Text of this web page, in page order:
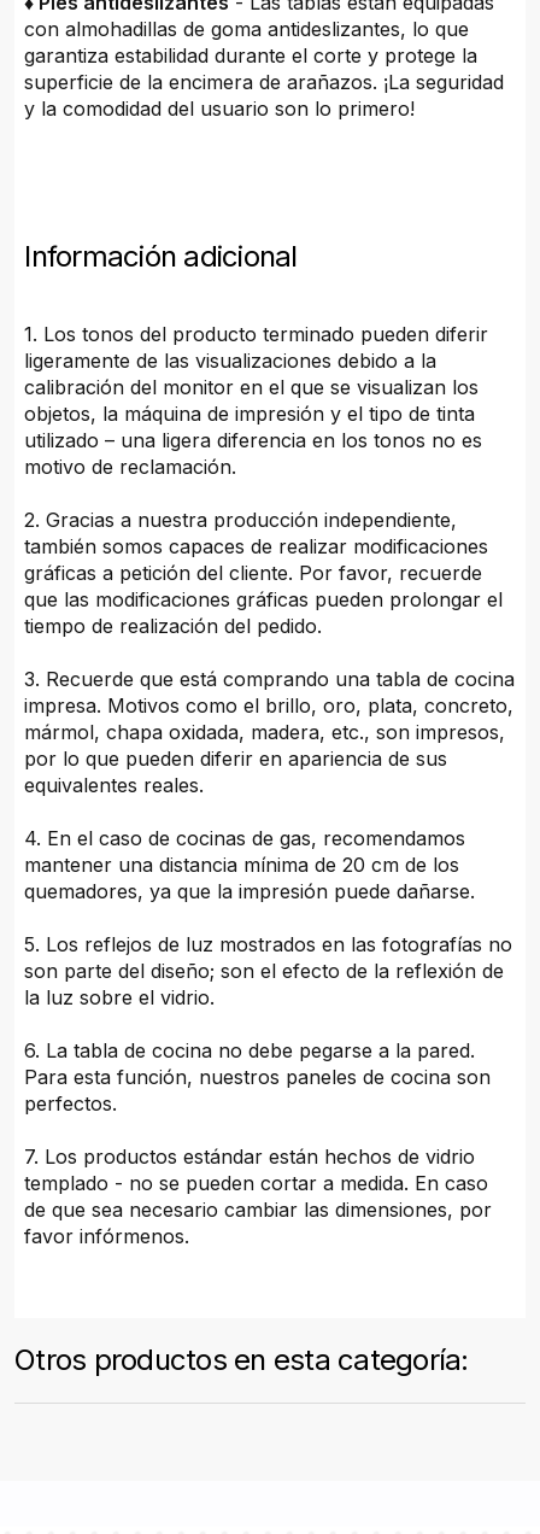
con almohadillas de goma antideslizantes, lo que
garantiza estabilidad durante el corte y protege la
superficie de la encimera de arañazos. ¡La seguridad
y la comodidad del usuario son lo primero!
Información adicional
1. Los tonos del producto terminado pueden diferir
ligeramente de las visualizaciones debido a la
calibración del monitor en el que se visualizan los
objetos, la máquina de impresión y el tipo de tinta
utilizado – una ligera diferencia en los tonos no es
motivo de reclamación.
2. Gracias a nuestra producción independiente,
también somos capaces de realizar modificaciones
gráficas a petición del cliente. Por favor, recuerde
que las modificaciones gráficas pueden prolongar el
tiempo de realización del pedido.
3. Recuerde que está comprando una tabla de cocina
impresa. Motivos como el brillo, oro, plata, concreto,
mármol, chapa oxidada, madera, etc., son impresos,
por lo que pueden diferir en apariencia de sus
equivalentes reales.
4. En el caso de cocinas de gas, recomendamos
mantener una distancia mínima de 20 cm de los
quemadores, ya que la impresión puede dañarse.
5. Los reflejos de luz mostrados en las fotografías no
son parte del diseño; son el efecto de la reflexión de
la luz sobre el vidrio.
6. La tabla de cocina no debe pegarse a la pared.
Para esta función, nuestros paneles de cocina son
perfectos.
7. Los productos estándar están hechos de vidrio
templado - no se pueden cortar a medida. En caso
de que sea necesario cambiar las dimensiones, por
favor infórmenos.
Otros productos en esta categoría: